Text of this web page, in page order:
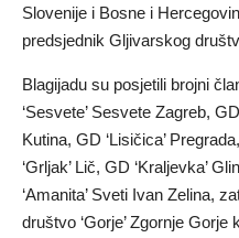
Slovenije i Bosne i
predsjednik Gljivarskog
Blagijadu su posjetili brojni
‘Sesvete’ Sesvete Zagreb,
Kutina, GD ‘Lisičica’
‘Grljak’ Lič, GD ‘Kraljevka’
‘Amanita’ Sveti Ivan Zelina,
društvo ‘Gorje’ Zgornje